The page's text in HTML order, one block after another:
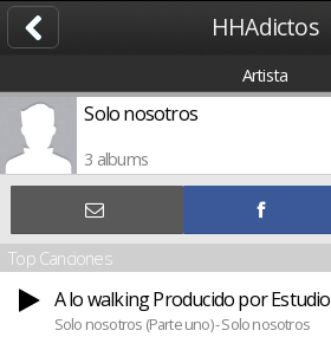
HHAdictos
Artista
Solo nosotros
3 albums
Top Canciones
A lo walking Producido por
Solo nosotros (Parte uno) - Solo nosotros